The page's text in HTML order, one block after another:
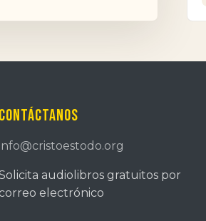
Contáctanos
info@cristoestodo.org
audiolibros gratuitos por
correo electrónico